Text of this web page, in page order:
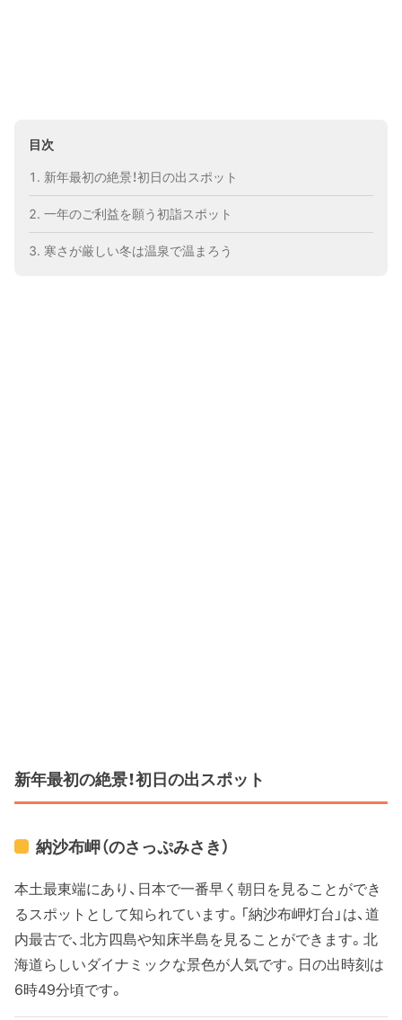
目次
新年最初の絶景！初日の出スポット
一年のご利益を願う初詣スポット
寒さが厳しい冬は温泉で温まろう
新年最初の絶景！初日の出スポット
納沙布岬（のさっぷみさき）
本土最東端にあり、日本で一番早く朝日を見ることができ
るスポットとして知られています。「納沙布岬灯台」は、道
内最古で、北方四島や知床半島を見ることができます。北
海道らしいダイナミックな景色が人気です。日の出時刻は
6時49分頃です。